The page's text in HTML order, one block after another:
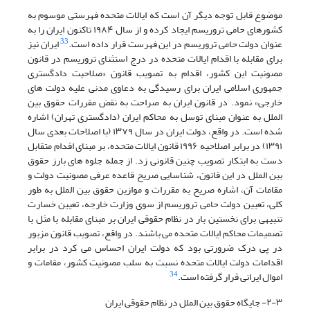
موضوع قابل توجه دیگر آن است که ایالات متحده فهرستی موسوم به
کشورهای حامی تروریسم ایجاد کرده و از سال ۱۹۸۴ تاکنون ایران را به
عنوان دولت حامی تروریسم در این فهرست قرار داده است.33ایران نیز
برای مقابله با اقدام ایالات متحده در درج استثنای تروریسم در قانون
مصونیت این کشور، اقدام به تصویب قانون «صلاحیت دادگستری
جمهوریاسلامیایرانبرایرسیدگیبه دعاویمدنیعلیه دولتهای
خارجی» نمود. در قانون ایران به صراحت به نقض مقررات حقوق بین
الملل به عنوان مبنای توسل به محاکم ایران (دادگستری تهران) اشاره
شده است. در واقع، دولت ایران در سال ۱۳۷۹ (با اصلاحات بعدی سال
۱۳۹۱) در برابر اصلاحیه ۱۹۹۶ قانون ایالات متحده، بر مبنای اقدام متقابل
دست به ابتکار تصویب چنین قانونی زد. از جمله جلوه های بارز حقوق
بین الملل در این قانون، شناسایی صریح قاعده عرفی مصونیت دولت و
مقامات آن، اشاره صریح به مقررات و موازین حقوق بین الملل به طور
کلی، تعیین دولت حامی تروریسم از سوی وزارت خارجه، تعیین خسارت
تنبیهی برای نخستین بار در نظام حقوقی ایران بر مبنای مقابله با مثل با
تصمیمات محاکم ایالات متحده می باشند. در واقع، تصویب قانون مزبور
در پی درک ضرورتی بود که دولت ایران احساس می کرد در برابر
اقدامات دولت ایالات متحده نسبت به سلب مصونیت کشور، مقامات و
اموال ایرانی قرار گرفته است.34
۲-۳- جایگاه حقوق بین الملل در نظام حقوقی ایران